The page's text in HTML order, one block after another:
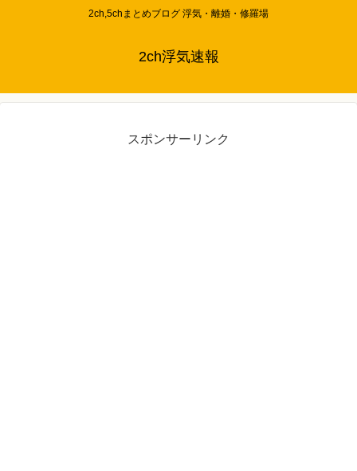
2ch,5chまとめブログ 浮気・離婚・修羅場
2ch浮気速報
スポンサーリンク